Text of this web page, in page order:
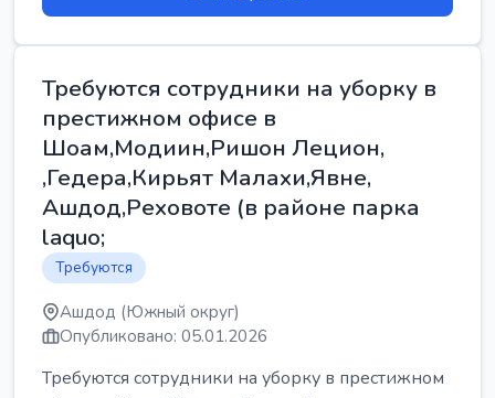
Требуются сотрудники на уборку в
престижном офисе в
Шоам,Модиин,Ришон Лецион,
,Гедера,Кирьят Малахи,Явне,
Ашдод,Реховоте (в районе парка
laquo;
Требуются
Ашдод (Южный округ)
Опубликовано: 05.01.2026
Требуются сотрудники на уборку в престижном